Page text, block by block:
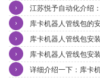
江苏悦予自动化介绍
›
库卡机器人管线包的
›
库卡机器人管线包安
›
库卡机器人管线包安
›
详细介绍一下：库卡
›